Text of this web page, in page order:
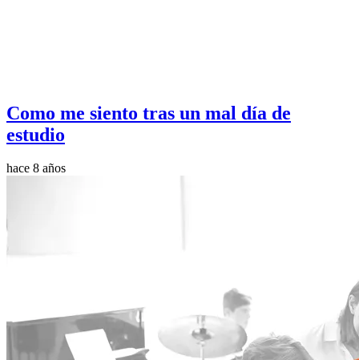
Como me siento tras un mal día de
estudio
hace 8 años